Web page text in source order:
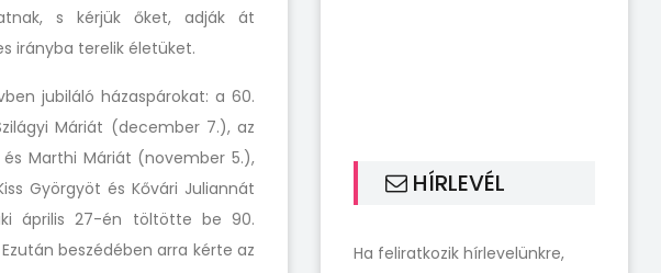
s kérjük őket, adják át
irányba terelik életüket.
jubiláló házaspárokat: a 60.
Máriát (december 7.), az
Marthi Máriát (november 5.),
Györgyöt és Kővári Juliannát
április 27-én töltötte be 90.
beszédében arra kérte az
HÍRLEVÉL
Ha feliratkozik hírlevelünkre,